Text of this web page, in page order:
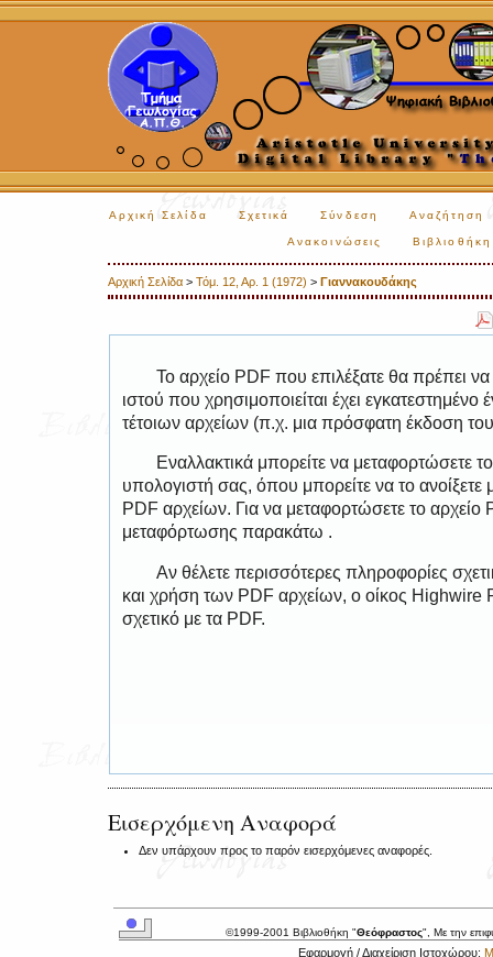
Αρχική Σελίδα Σχετικά Σύνδεση Αναζήτηση
Ανακοινώσεις Βιβλιοθήκη
Αρχική Σελίδα > Τόμ. 12, Αρ. 1 (1972) > Γιαννακουδάκης
Το αρχείο PDF που επιλέξατε θα πρέπει
ιστού που χρησιμοποιείται έχει
τέτοιων αρχείων (π.χ. μια πρόσφατη έκδοση
Εναλλακτικά μπορείτε να μεταφορτώσετε
υπολογιστή σας, όπου μπορείτε να το
PDF αρχείων. Για να μεταφορτώσετε το
μεταφόρτωσης παρακάτω .
Αν θέλετε περισσότερες πληροφορίες
και χρήση των PDF αρχείων, ο οίκος Highwire
σχετικό με τα PDF.
Εισερχόμενη Αναφορά
Δεν υπάρχουν προς το παρόν εισερχόμενες αναφορές.
©1999-2001 Βιβλιοθήκη "Θεόφραστος", Με την
Εφαρμογή / Διαχείριση Ιστοχώρου: